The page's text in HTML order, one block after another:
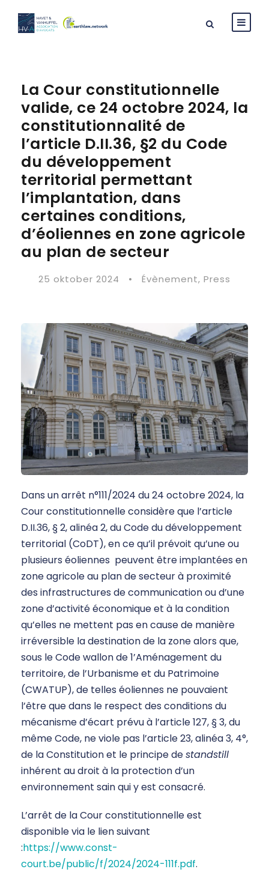
La Cour constitutionnelle
valide, ce 24 octobre 2024, la
constitutionnalité de
l’article D.II.36, §2 du Code
du développement
territorial permettant
l’implantation, dans
certaines conditions,
d’éoliennes en zone agricole
au plan de secteur
25 oktober 2024 • Évènement, Press
Dans un arrêt n°111/2024 du 24 octobre 2024, la
Cour constitutionnelle considère que l’article
D.II.36, § 2, alinéa 2, du Code du développement
territorial (CoDT), en ce qu’il prévoit qu’une ou
plusieurs éoliennes peuvent être implantées en
zone agricole au plan de secteur à proximité
des infrastructures de communication ou d’une
zone d’activité économique et à la condition
qu’elles ne mettent pas en cause de manière
irréversible la destination de la zone alors que,
sous le Code wallon de 1’Aménagement du
territoire, de l’Urbanisme et du Patrimoine
(CWATUP), de telles éoliennes ne pouvaient
l’être que dans le respect des conditions du
mécanisme d’écart prévu à l’article 127, § 3, du
même Code, ne viole pas l’article 23, alinéa 3, 4°,
de la Constitution et le principe destandstill
inhérent au droit à la protection d’un
environnement sain qui y est consacré.
L’arrêt de la Cour constitutionnelle est
disponible via le lien suivant
:https://www.const-
court.be/public/f/2024/2024-111f.pdf.